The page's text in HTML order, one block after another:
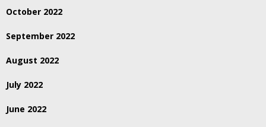
October 2022
September 2022
August 2022
July 2022
June 2022